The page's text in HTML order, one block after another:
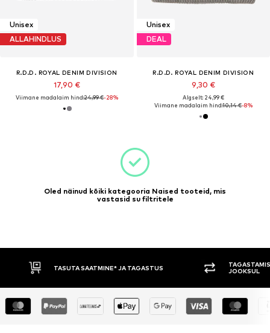
Unisex
ALLAHINDLUS
R.D.D. ROYAL DENIM DIVISION
17,90 €
Viimane madalaim hind:24,99 €-28%
Unisex
DEAL
R.D.D. ROYAL DENIM DIVISION
9,30 €
Algselt: 24,99 €
Viimane madalaim hind:10,14 €-8%
Oled näinud kõiki kategooria Naised tooteid, mis
vastasid su filtritele
TASUTA SAATMINE* JA TAGASTUS
JOOKSUL